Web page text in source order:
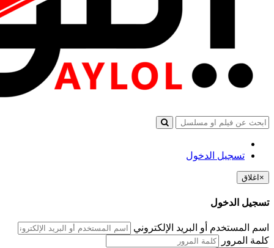
تسجيل الدخول
× اغلاق
تسجيل الدخول
اسم المستخدم أو البريد الإلكتروني
كلمة المرور